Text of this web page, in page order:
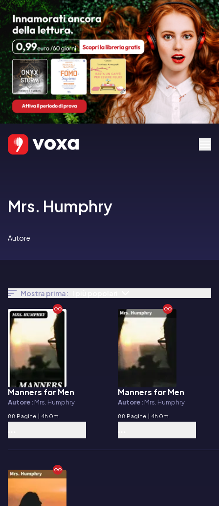
Mrs. Humphry
Autore
Mostra prima:
E-book
Manners for Men
Autore: Mrs. Humphry
88 Pagine | 4h 0m
E-book
Manners for Men
Autore: Mrs. Humphry
88 Pagine | 4h 0m